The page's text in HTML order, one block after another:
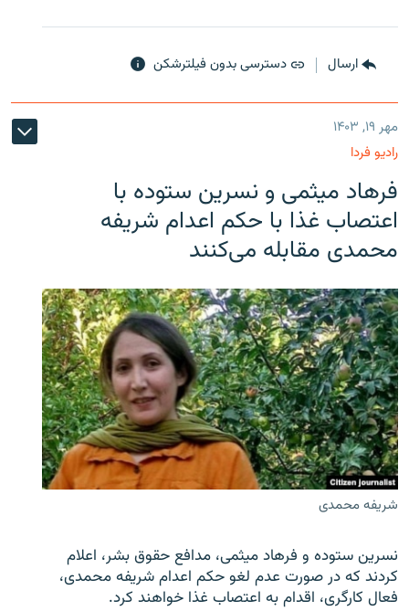
ارسال دسترسی بدون فیلترشکن
مهر ۱۹, ۱۴۰۳
رادیو فردا
فرهاد میثمی و نسرین ستوده با
اعتصاب غذا با حکم اعدام شریفه
محمدی مقابله می‌کنند
شریفه محمدی
نسرین ستوده و فرهاد میثمی، مدافع حقوق بشر، اعلام
کردند که در صورت عدم لغو حکم اعدام شریفه محمدی،
فعال کارگری، اقدام به اعتصاب غذا خواهند کرد.